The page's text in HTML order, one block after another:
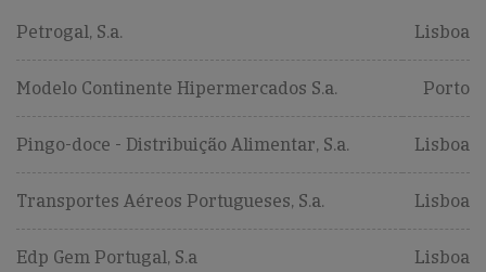
Petrogal, S.a. Lisboa
Modelo Continente Hipermercados S.a. Porto
Pingo-doce - Distribuição Alimentar, S.a. Lisboa
Transportes Aéreos Portugueses, S.a. Lisboa
Edp Gem Portugal, S.a Lisboa